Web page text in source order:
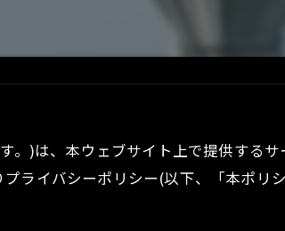
。)は、本ウェブサイト上で提供する
ライバシーポリシー(以下、「本ポリ